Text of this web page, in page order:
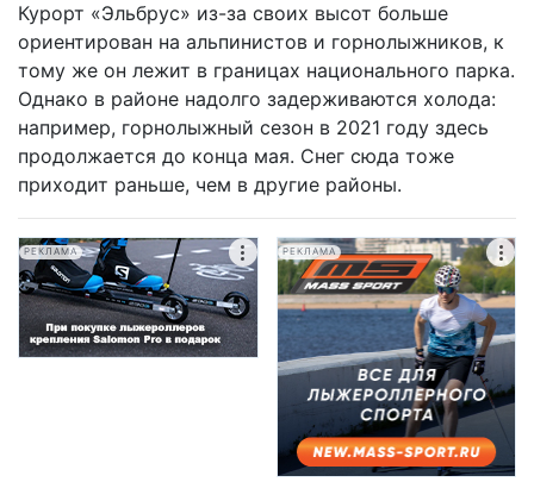
Курорт «Эльбрус» из-за своих высот больше
ориентирован на альпинистов и горнолыжников, к
тому же он лежит в границах национального парка.
Однако в районе надолго задерживаются холода:
например, горнолыжный сезон в 2021 году здесь
продолжается до конца мая. Снег сюда тоже
приходит раньше, чем в другие районы.
РЕКЛАМА РЕКЛАМА